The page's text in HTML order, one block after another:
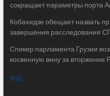
сокращает параметры порта
Кобахидзе обещает назвать
завершения расследования
Спикер парламента Грузии
косвенную вину за вторжение
RSS